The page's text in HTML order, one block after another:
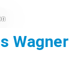
Wagner